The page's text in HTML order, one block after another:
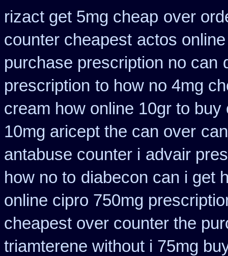
rizact get 5mg cheap over
counter cheapest actos
purchase prescription no can
prescription to how no 4mg
cream how online 10gr to buy
10mg aricept the can over
antabuse counter i advair
how no to diabecon can i get
online cipro 750mg
cheapest over counter the
triamterene without i 75mg